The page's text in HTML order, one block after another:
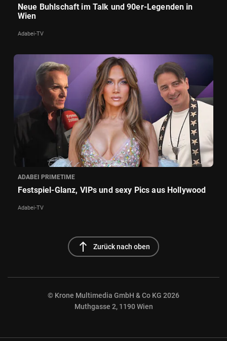
Neue Buhlschaft im Talk und 90er-Legenden in
Wien
Adabei-TV
ADABEI PRIMETIME
Festspiel-Glanz, VIPs und sexy Pics aus Hollywood
Adabei-TV
north Zurück nach oben
© Krone Multimedia GmbH & Co KG 2026
Muthgasse 2, 1190 Wien